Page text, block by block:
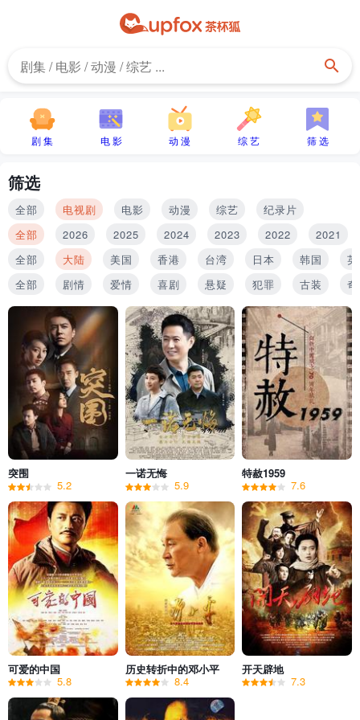
剧 集 电 影 动 漫 综 艺 筛 选
筛选
全部 电视剧 电影 动漫 综艺
纪录片
全部
2026 2025 2024 2023 2022
2021
全部
大陆 美国 香港 台湾 日本 韩国
全部
剧情 爱情 喜剧 悬疑 犯罪 古装
突围
5.2
一诺无悔
5.9
特赦1959
7.6
可爱的中国
5.8
历史转折中的邓小平
8.4
开天辟地
7.3